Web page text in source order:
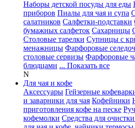
Наборы детской посуды для еды
приборов Пиалы для чая и супа
салатников Салфетки-подставки
бумажных салфеток Сахарницы
Столовые тарелки Супницы с
менажницы Фарфоровые
столовые сервизы Фарфоровые
блюдцами ... Показать все
N
Для чая и кофе
Аксессуары Гейзерные
и заварники для чая Кофейники
приготовления кофе на песке
кофемолки Средства для